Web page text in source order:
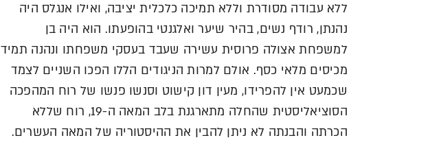
ללא עבודה מסודרת וללא תמיכה כלכלית יציבה, ואילו אנגלס היה
נהנתן, רודף נשים, בהיר שיער ואלגנטי בהופעתו. הוא היה בן
למשפחת אצולה פרוסית עשירה שעבד בעסקי משפחתו ונהנה תמיד
מכיסים מלאי כסף. אולם למרות הניגודים הללו הפכו השניים לצמד
שכמעט אין להפרידו, מעין דון קישוט וסנשו פנשו של רוח המהפכה
הסוציאליסטית שהחלה מתארגנת בלב המאה ה-19, רוח שללא
הכרתה והבנתה לא ניתן להבין את ההיסטוריה של המאה העשרים.